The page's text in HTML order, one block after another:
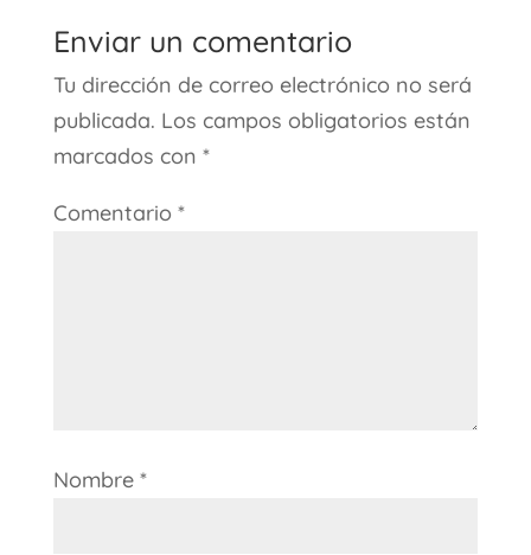
Enviar un comentario
Tu dirección de correo electrónico no será
publicada. Los campos obligatorios están
marcados con *
Comentario *
Nombre *